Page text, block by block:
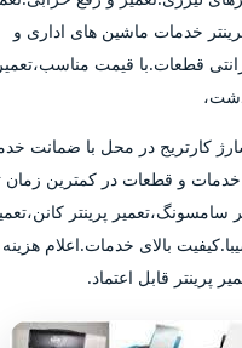
خدمات ماشین های اداری و
قطعات.با قیمت مناسب،تعمیر
کارتریج در محل با ضمانت
و قطعات در کمترین زمان
سامسونگ،تعمیر پرینتر
بالای خدمات.اعلام
پرینتر قابل اعتماد.